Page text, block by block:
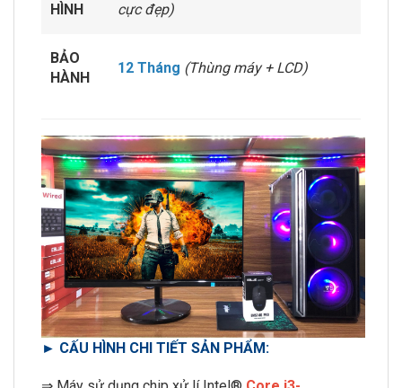
HÌNH
cực đẹp)
BẢO
HÀNH
12 Tháng (Thùng máy + LCD)
► CẤU HÌNH CHI TIẾT SẢN PHẨM: